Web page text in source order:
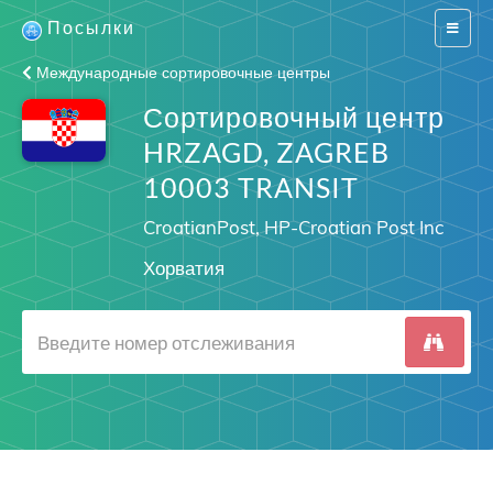
Switch
Посылки
Международные сортировочные центры
Сортировочный центр
HRZAGD, ZAGREB
10003 TRANSIT
CroatianPost, HP-Croatian Post Inc
Хорватия